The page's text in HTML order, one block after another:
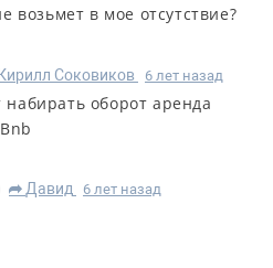
возьмет в мое отсутствие?
Соковиков 6 лет назад
набирать оборот аренда
R Дaвид 6 лет назад